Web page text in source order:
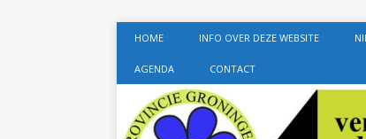
HOME INFO OVER DEZE WEBSITE
AGENDA CONTACT